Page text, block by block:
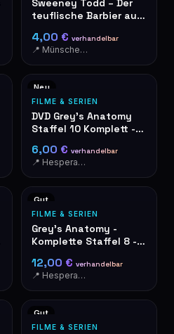
Sweeney Todd – Der
teuflische Barbier aus
4,00 € verhandelbar
📍 Münschecker
Neu
FILME & SERIEN
DVD Grey's Anatomy
Staffel 10 Komplett -
6,00 € verhandelbar
📍 Hesperange
Gut
FILME & SERIEN
Grey's Anatomy -
Komplette Staffel 8 -
12,00 € verhandelbar
📍 Hesperange
Gut
FILME & SERIEN